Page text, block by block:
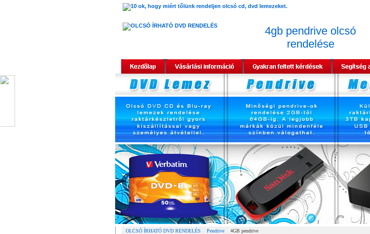
4gb pendrive olcsó
rendelése
OLCSÓ ÍRHATÓ DVD RENDELÉS Pendrive 4GB pendrive